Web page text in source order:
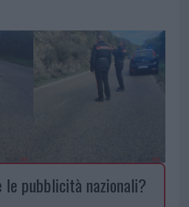
le pubblicità nazionali?